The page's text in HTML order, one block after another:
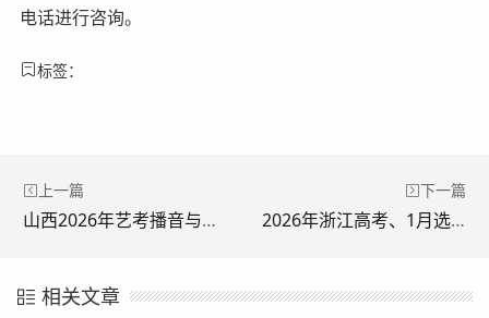
电话进行咨询。
标签：
上一篇
山西2026年艺考播音与主持类专业统考实行“考评分离”模式
下一篇
2026年浙江高考、1月选考学考报名详细操作流程!
相关文章